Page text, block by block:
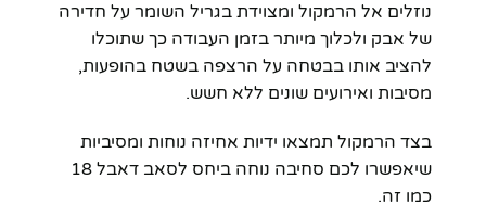
נוזלים אל הרמקול ומצוידת בגריל השומר על חדירה
של אבק ולכלוך מיותר בזמן העבודה כך שתוכלו
להציב אותו בבטחה על הרצפה בשטח בהופעות,
מסיבות ואירועים שונים ללא חשש.
בצד הרמקול תמצאו ידיות אחיזה נוחות ומסיביות
שיאפשרו לכם סחיבה נוחה ביחס לסאב דאבל 18
כמו זה.